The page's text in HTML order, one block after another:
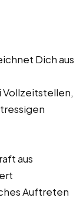
Dich aus
Vollzeitstellen,
aus
Auftreten